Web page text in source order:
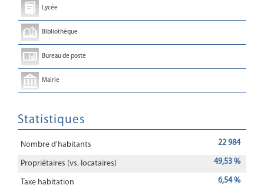
Lycée
Bibliothèque
Bureau de poste
Mairie
Statistiques
Nombre d'habitants 22 984
Propriétaires (vs. locataires) 49,53 %
Taxe habitation 6,54 %